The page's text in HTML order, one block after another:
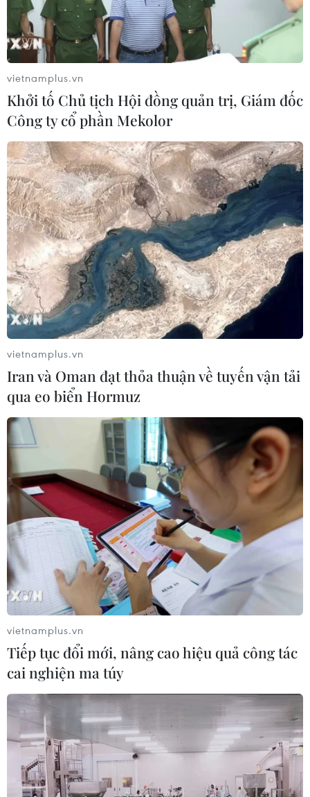
TIN CÙNG CHUYÊN MỤC
Ninh Bình phê duyệt hơn 500 tỷ
đồng xây dựng nhà chung cư cho
thuê
06/08/2026 08:09
Tạo xung lực mới để phát triển thị
trường bất động sản lành mạnh, bền
vững
05/08/2026 09:21
Bộ Nông nghiệp và Môi trường đề
vietnamplus.vn
Khởi tố Chủ tịch Hội đồng quản trị, Giám đốc
Công ty cổ phần Mekolor
vietnamplus.vn
Iran và Oman đạt thỏa thuận về tuyến vận tải
qua eo biển Hormuz
vietnamplus.vn
Tiếp tục đổi mới, nâng cao hiệu quả công tác
cai nghiện ma túy